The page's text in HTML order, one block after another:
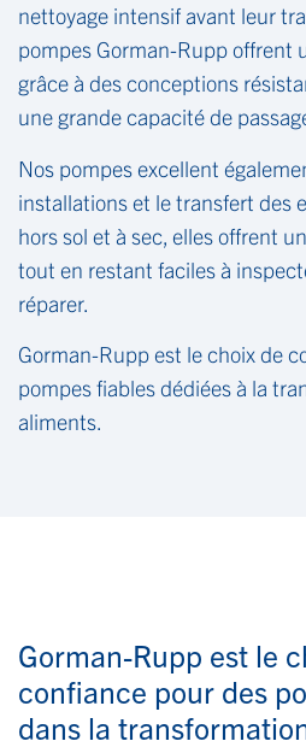
nettoyage intensif avant leur
pompes Gorman-Rupp offrent
grâce à des conceptions
une grande capacité de
Nos pompes excellent
installations et le transfert des
hors sol et à sec, elles offrent
tout en restant faciles à
réparer.
Gorman-Rupp est le choix de
pompes fiables dédiées à la
aliments.
Gorman-Rupp est le
confiance pour des
dans la